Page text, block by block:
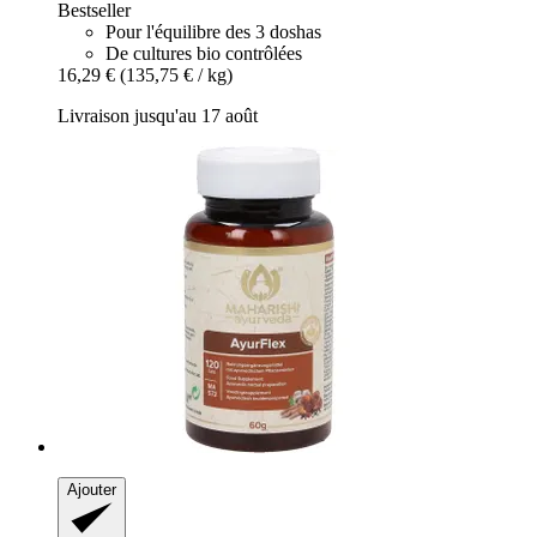
Bestseller
Pour l'équilibre des 3 doshas
De cultures bio contrôlées
16,29 € (135,75 € / kg)
Livraison jusqu'au 17 août
Ajouter